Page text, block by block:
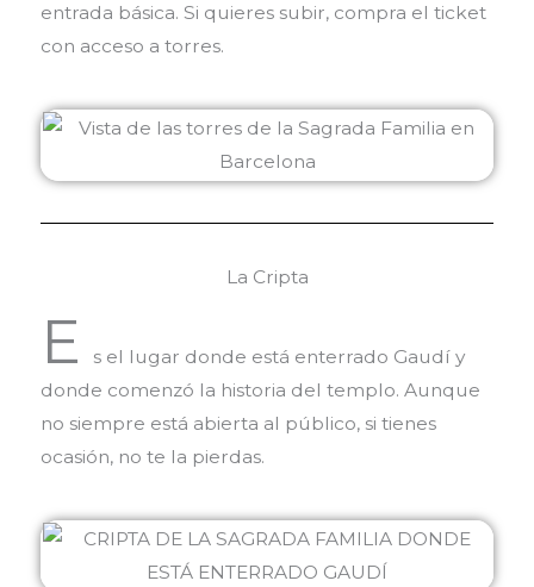
entrada básica. Si quieres subir, compra el ticket
con acceso a torres.
La Cripta
E
s el lugar donde está enterrado Gaudí y
donde comenzó la historia del templo. Aunque
no siempre está abierta al público, si tienes
ocasión, no te la pierdas.